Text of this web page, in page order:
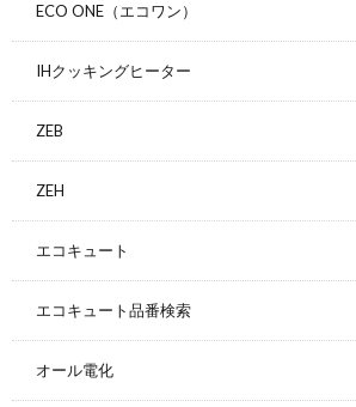
ECO ONE（エコワン）
IHクッキングヒーター
ZEB
ZEH
エコキュート
エコキュート品番検索
オール電化